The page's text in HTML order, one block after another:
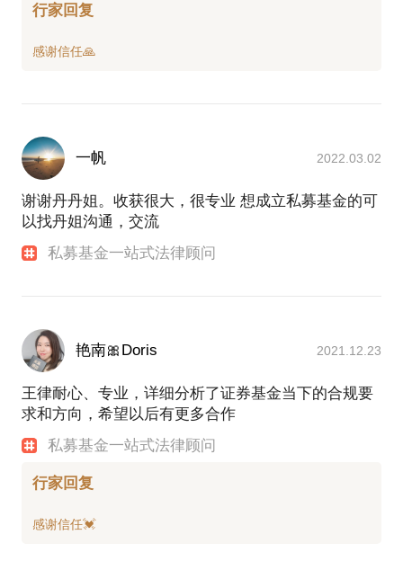
行家回复
一帆 2022.03.02
谢谢丹丹姐。收获很大，很专业 想成立私募基金的可
以找丹姐沟通，交流
私募基金一站式法律顾问
艳南🎀Doris 2021.12.23
王律耐心、专业，详细分析了证券基金当下的合规要
求和方向，希望以后有更多合作
私募基金一站式法律顾问
行家回复